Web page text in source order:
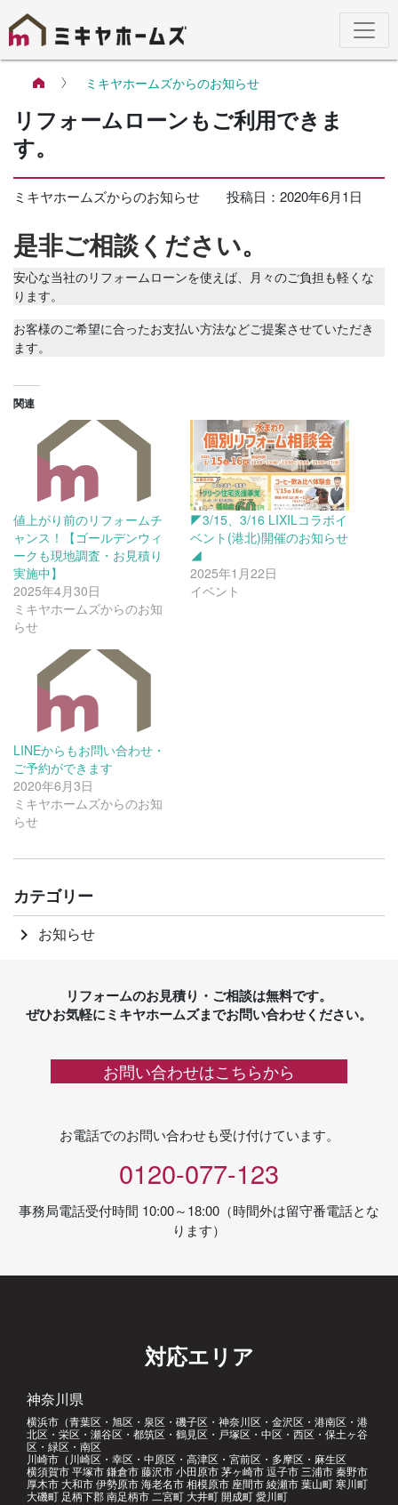
ミキヤホームズからのお知らせ
リフォームローンもご利用できま
す。
ミキヤホームズからのお知らせ 投稿日： 2020年6月1日
是非ご相談ください。
安心な当社のリフォームローンを使えば、月々のご負担も軽くな
ります。
お客様のご希望に合ったお支払い方法などご提案させていただき
ます。
関連
値上がり前のリフォームチ
ャンス！【ゴールデンウィ
ークも現地調査・お見積り
実施中】
2025年4月30日
ミキヤホームズからのお知
らせ
◤3/15、3/16 LIXILコラボイ
ベント(港北)開催のお知らせ
◢
2025年1月22日
イベント
LINEからもお問い合わせ・
ご予約ができます
2020年6月3日
ミキヤホームズからのお知
らせ
カテゴリー
keyboard_arrow_right お知らせ
リフォームのお見積り・ご相談は無料です。
ぜひお気軽にミキヤホームズまでお問い合わせください。
お問い合わせはこちらから
お電話でのお問い合わせも受け付けています。
0120-077-123
事務局電話受付時間 10:00～18:00（時間外は留守番電話とな
ります）
対応エリア
神奈川県
横浜市（青葉区・旭区・泉区・磯子区・神奈川区・金沢区・港南区・港
北区・栄区・瀬谷区・都筑区・鶴見区・戸塚区・中区・西区・保土ヶ谷
区・緑区・南区
川崎市（川崎区・幸区・中原区・高津区・宮前区・多摩区・麻生区
横須賀市 平塚市 鎌倉市 藤沢市 小田原市 茅ヶ崎市 逗子市 三浦市 秦野市
厚木市 大和市 伊勢原市 海老名市 相模原市 座間市 綾瀬市 葉山町 寒川町
大磯町 足柄下郡 南足柄市 二宮町 大井町 開成町 愛川町